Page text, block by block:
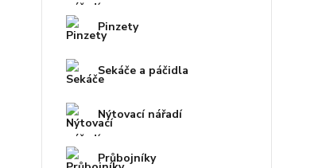
Pinzety
Sekáče a páčidla
Nýtovací nářadí
Průbojníky